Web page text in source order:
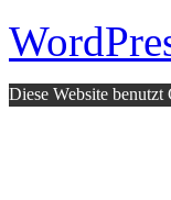
Diese Website